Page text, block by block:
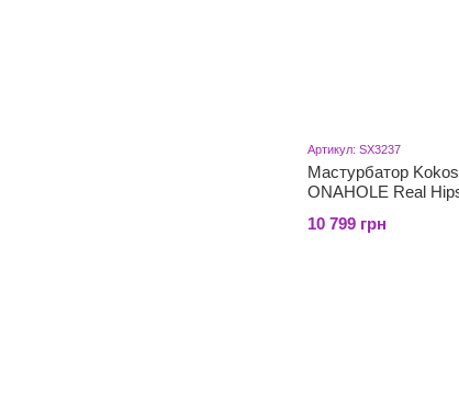
Артикул: SX3237
Мастурбатор
ONAHOLE Real
10 799 грн